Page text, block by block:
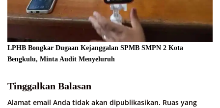
LPHB Bongkar Dugaan Kejanggalan SPMB SMPN 2 Kota
Bengkulu, Minta Audit Menyeluruh
Tinggalkan Balasan
Alamat email Anda tidak akan dipublikasikan. Ruas yang